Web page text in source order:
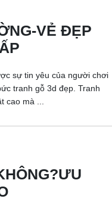
VẺ ĐẸP
sự tin yêu của người chơi
tranh gỗ 3d đẹp. Tranh
cao mà ...